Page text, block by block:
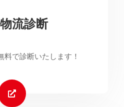
流診断
料で診断いたします！